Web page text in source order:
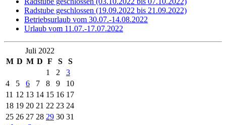
Radstube geschlossen (19.09.2022 bis 21.09.2022)
Betriebsurlaub vom 30.07.-14.08.2022
Urlaub vom 11.07.-17.07.2022
Juli 2022
M D M D F S
S
1
2
3
4
5 6 7 8 9
10
11 12 13 14 15 16 17
18 19 20 21 22 23 24
25 26 27 28 29 30 31